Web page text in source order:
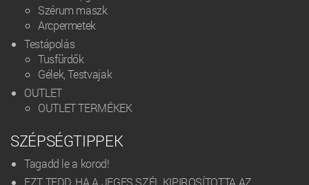
Szérum maszk
Arcpermetek
Testápolás
Tusfürdők
Gélek, Testvajak
OUTLET
OUTLET TERMÉKEK
SZÉPSÉGTIPPEK
Tagadd le a korod!
EZT TEDD, HA A JEGES SZÉL KIPIROSÍTOTTA AZ